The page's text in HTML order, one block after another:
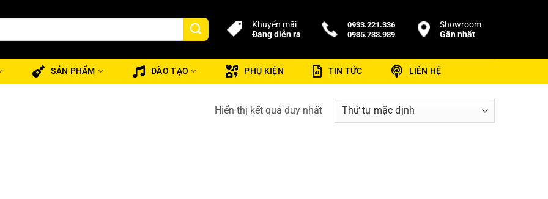
Khuyến mãi
Đang diễn ra
0933.221.336
0935.733.989
Showroom
Gần nhất
SẢN PHẨM ĐÀO TẠO PHỤ KIỆN TIN TỨC LIÊN HỆ
Hiển thị kết quả duy nhất